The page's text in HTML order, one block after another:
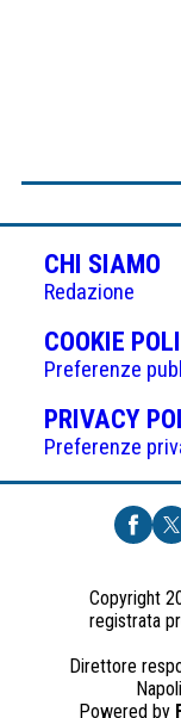
CHI SIAMO
Redazione
COOKIE
Preferenze
PRIVACY
Preferenze
Copyright
registrata
Direttore
Powered by